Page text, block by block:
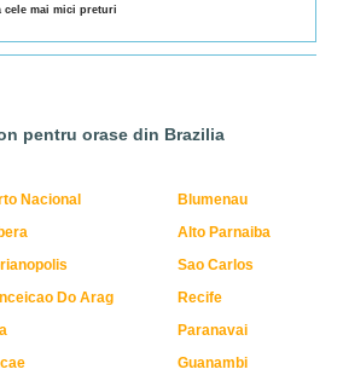
mai mici preturi
pentru orase din Brazilia
Nacional
Blumenau
Alto Parnaiba
Sao Carlos
Do Arag
Recife
Paranavai
Guanambi